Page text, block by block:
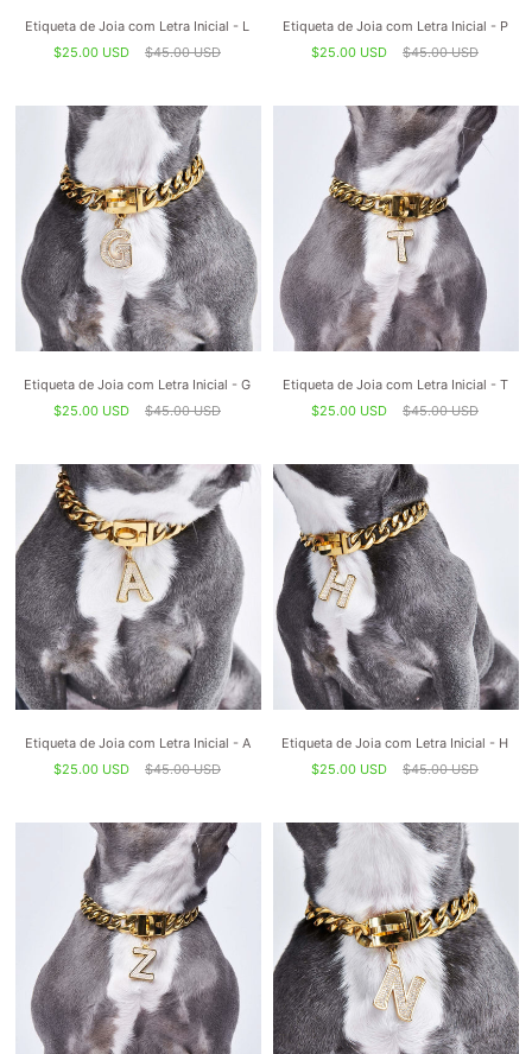
Etiqueta de Joia com Letra Inicial - L
$25.00 USD
$45.00 USD
Etiqueta de Joia com Letra Inicial - P
$25.00 USD
$45.00 USD
Etiqueta de Joia com Letra Inicial - G
$25.00 USD
$45.00 USD
Etiqueta de Joia com Letra Inicial - T
$25.00 USD
$45.00 USD
Etiqueta de Joia com Letra Inicial - A
$25.00 USD
$45.00 USD
Etiqueta de Joia com Letra Inicial - H
$25.00 USD
$45.00 USD